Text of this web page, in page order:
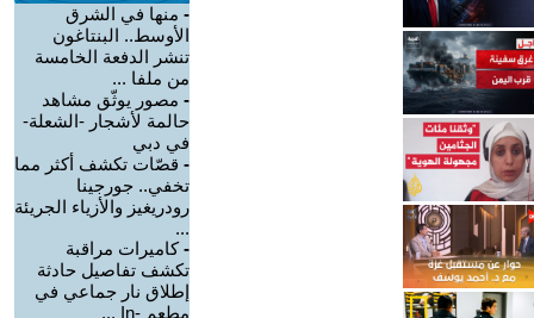
- منها في الشرق
الأوسط.. البنتاغون
تنشر الدفعة الخامسة
من ملفا ...
- مصور يوثّق مشاهد
حالمة لأشجار -الشعلة-
في دبي
- قصّات تكشف أكثر مما
تخفي.. جورجينا
رودريغيز والأزياء الجريئة
...
-كاميرات مراقبة
تكشف تفاصيل حادثة
إطلاق نار جماعي في
مطعم -In ...